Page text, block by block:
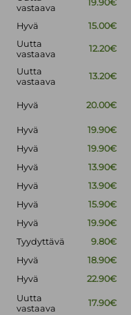
vastaava
19.90€
Hyvä 15.00€
Uutta
vastaava
12.20€
Uutta
vastaava
13.20€
Hyvä 20.00€
Hyvä
19.90€
Hyvä
19.90€
Hyvä
13.90€
Hyvä
13.90€
Hyvä
15.90€
Hyvä
19.90€
Tyydyttävä
9.80€
Hyvä
18.90€
Hyvä
22.90€
Uutta
vastaava
17.90€